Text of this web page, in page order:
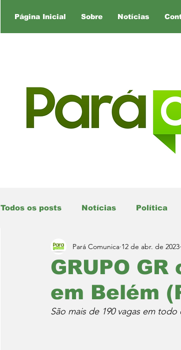
Página Inicial Sobre Notícias
Todos os posts Notícias Política
GRUPO
em Belém
Pará Comunica 12 de abr. de 2023
São mais de 190 vagas em todo